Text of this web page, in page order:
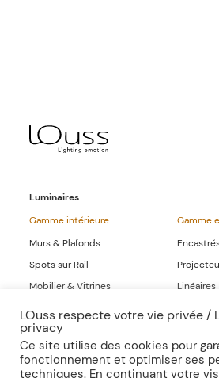
Luminaires
Gamme intérieure
Murs & Plafonds
Spots sur Rail
Mobilier & Vitrines
Gammes Complètes
Gamme
Linéaires
Sur-mesure
LOuss respecte votre vie privée /
privacy
Ce site utilise des cookies pour
fonctionnement et optimiser ses
techniques. En continuant votre